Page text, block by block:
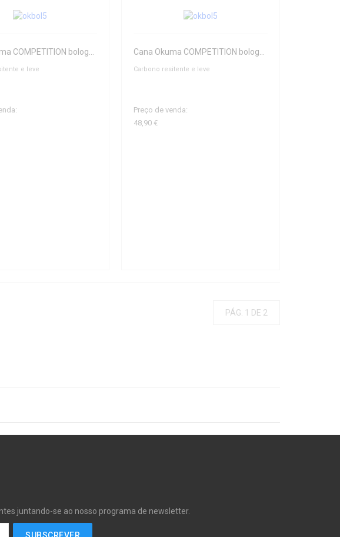
e leve Carbono resitente e leve
Preço de venda:
48,90 €
PÁG. 1 DE 2
juntando-se ao nosso programa de newsletter.